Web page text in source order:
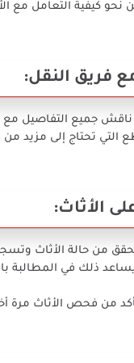
نحو كيفية التعامل مع
فريق النقل:
ناقش جميع التفاصيل مع
تحتاج إلى مزيد من
الأثاث:
من حالة الأثاث
ذلك في المطالبة
من فحص الأثاث مرة